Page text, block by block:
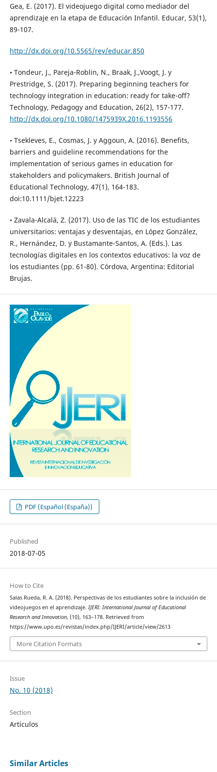
Gea, E. (2017). El videojuego digital como mediador del
aprendizaje en la etapa de Educación Infantil. Educar, 53(1),
89-107.
http://dx.doi.org/10.5565/rev/educar.850
• Tondeur, J., Pareja-Roblin, N., Braak, J.,Voogt, J. y
Prestridge, S. (2017). Preparing beginning teachers for
technology integration in education: ready for take-off?
Technology, Pedagogy and Education, 26(2), 157-177.
http://dx.doi.org/10.1080/1475939X.2016.1193556
• Tsekleves, E., Cosmas, J. y Aggoun, A. (2016). Benefits,
barriers and guideline recommendations for the
implementation of serious games in education for
stakeholders and policymakers. British Journal of
Educational Technology, 47(1), 164-183.
doi:10.1111/bjet.12223
• Zavala-Alcalá, Z. (2017). Uso de las TIC de los estudiantes
universitarios: ventajas y desventajas, en López González,
R., Hernández, D. y Bustamante-Santos, A. (Eds.). Las
tecnologías digitales en los contextos educativos: la voz de
los estudiantes (pp. 61-80). Córdova, Argentina: Editorial
Brujas.
PDF (Español (España))
Published
2018-07-05
How to Cite
Salas Rueda, R. A. (2018). Perspectivas de los estudiantes sobre la inclusión de
videojuegos en el aprendizaje. IJERI: International Journal of Educational
Research and Innovation, (10), 163–178. Retrieved from
https://www.upo.es/revistas/index.php/IJERI/article/view/2613
More Citation Formats
Issue
No. 10 (2018)
Section
Artículos
Similar Articles